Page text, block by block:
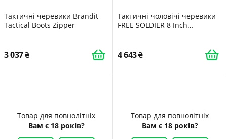
Тактичні черевики Brandit
Tactical Boots Zipper
3 037
Тактичні чоловічі черевики
FREE SOLDIER 8 Inch
робочі черевики, Desert
4 643
Товар для повнолітніх
Вам є 18 років?
Товар для повнолітніх
Вам є 18 років?